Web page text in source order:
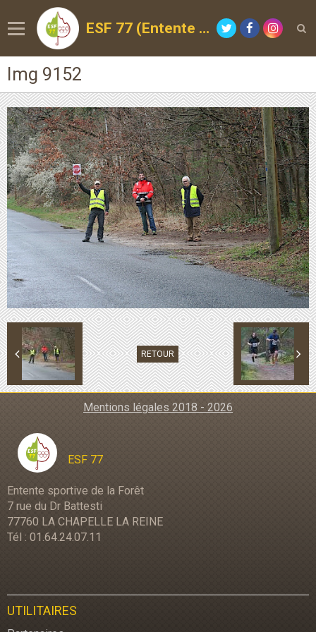
ESF 77 (Entente Sportive de la Forêt)
Img 9152
RETOUR
Mentions légales 2018 - 2026
ESF 77
Entente sportive de la Forêt
7 rue du Dr Battesti
77760 LA CHAPELLE LA REINE
Tél : 01.64.24.07.11
UTILITAIRES